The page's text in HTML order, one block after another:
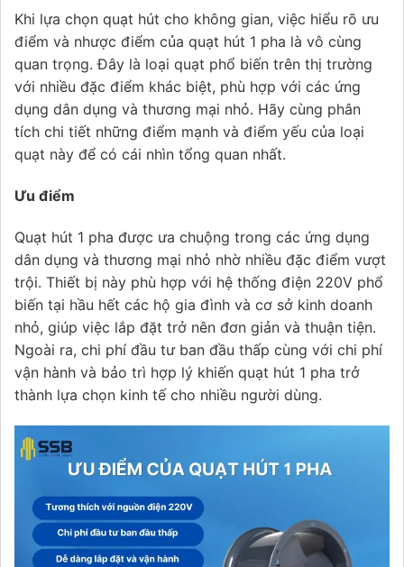
Khi lựa chọn quạt hút cho không gian, việc hiểu rõ ưu
điểm và nhược điểm của quạt hút 1 pha là vô cùng
quan trọng. Đây là loại quạt phổ biến trên thị trường
với nhiều đặc điểm khác biệt, phù hợp với các ứng
dụng dân dụng và thương mại nhỏ. Hãy cùng phân
tích chi tiết những điểm mạnh và điểm yếu của loại
quạt này để có cái nhìn tổng quan nhất.
Ưu điểm
Quạt hút 1 pha được ưa chuộng trong các ứng dụng
dân dụng và thương mại nhỏ nhờ nhiều đặc điểm vượt
trội. Thiết bị này phù hợp với hệ thống điện 220V phổ
biến tại hầu hết các hộ gia đình và cơ sở kinh doanh
nhỏ, giúp việc lắp đặt trở nên đơn giản và thuận tiện.
Ngoài ra, chi phí đầu tư ban đầu thấp cùng với chi phí
vận hành và bảo trì hợp lý khiến quạt hút 1 pha trở
thành lựa chọn kinh tế cho nhiều người dùng.